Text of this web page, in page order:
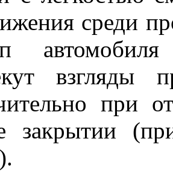
среди
взгляды
при
закрытии